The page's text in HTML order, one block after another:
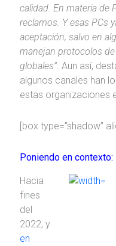
calidad. En materia de
reclamos. Y esas PCs
aceptación, salvo en
manejan protocolos
globales”. Aun así,
algunos canales han
estas organizaciones
[box type=”shadow”
Poniendo en contexto:
Hacia
fines
del
2022, y
en